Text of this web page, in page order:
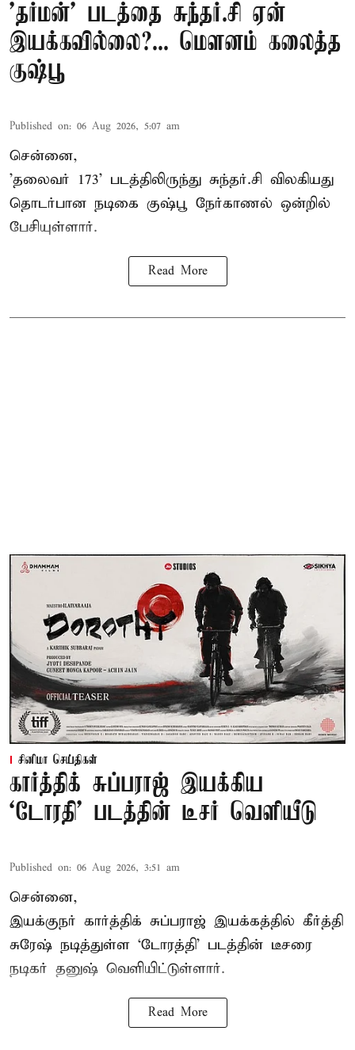
'தர்மன்' படத்தை சுந்தர்.சி ஏன்
இயக்கவில்லை?... மௌனம் கலைத்த
குஷ்பூ
Published on: 06 Aug 2026, 5:07 am
சென்னை,
'தலைவர் 173' படத்திலிருந்து சுந்தர்.சி விலகியது
தொடர்பான நடிகை குஷ்பூ நேர்காணல் ஒன்றில்
பேசியுள்ளார்.
Read More
சினிமா செய்திகள்
கார்த்திக் சுப்பராஜ் இயக்கிய
`டோரதி' படத்தின் டீசர் வெளியீடு
Published on: 06 Aug 2026, 3:51 am
சென்னை,
இயக்குநர் கார்த்திக் சுப்பராஜ் இயக்கத்தில் கீர்த்தி
சுரேஷ் நடித்துள்ள `டோரத்தி' படத்தின் டீசரை
நடிகர் தனுஷ் வெளியிட்டுள்ளார்.
Read More